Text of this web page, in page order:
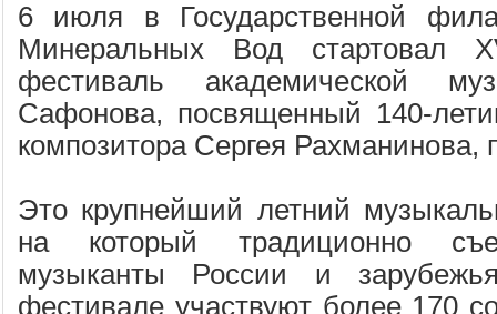
6 июля в Государственной
Минеральных Вод стартовал
фестиваль академической
Сафонова, посвященный 140-
композитора Сергея Рахманинова,
Это крупнейший летний
на который традиционно
музыканты России и
фестивале участвуют более 170